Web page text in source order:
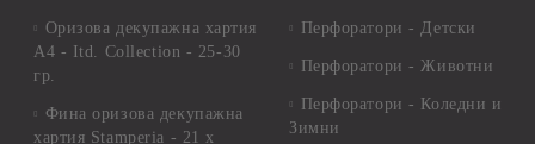
Оризова декупажна хартия
А4 - Itd. Collection - 25-30
гр.
Фина оризова декупажна
хартия Stamperia - 21 х
Перфоратори - Детски
Перфоратори - Животни
Перфоратори - Коледни и
Зимни